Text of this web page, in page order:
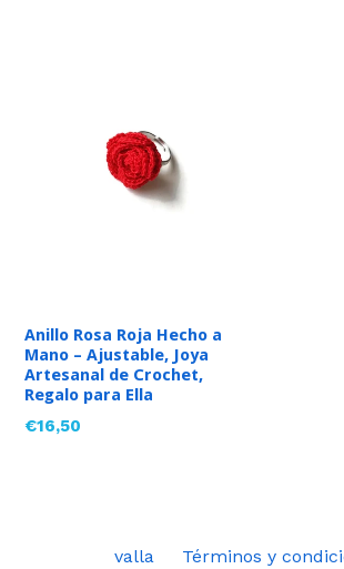
Anillo Rosa Roja Hecho a
Mano – Ajustable, Joya
Artesanal de Crochet,
Regalo para Ella
Precio
€16,50
valla
Términos y